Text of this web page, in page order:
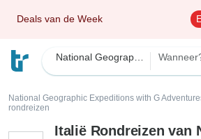
Deals van de Week
National Geographic Expeditions with G
rondreizen
Italië Rondreizen van